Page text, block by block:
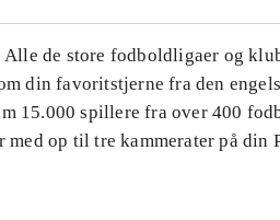
de store fodboldligaer og
din favoritstjerne fra den
15.000 spillere fra over 400
op til tre kammerater på din